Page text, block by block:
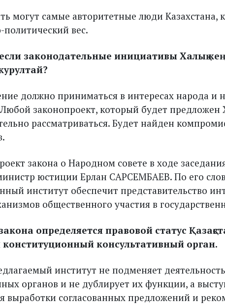
могут самые авторитетные люди Казахстана,
вес.
законодательные инициативы Халық
должно приниматься в интересах народа и
Любой законопроект, который будет предложен
рассматриваться. Будет найден
закона о Народном совете в ходе
юстиции Ерлан САРСЕМБАЕВ. По его
институт обеспечит представительство
общественного участия в
определяется правовой статус
консультативный орган.
институт не подменяет деятельность
органов и не дублирует их функции, а
выработки согласованных предложений и